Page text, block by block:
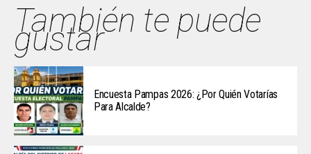
También te puede
gustar
Encuesta Pampas 2026: ¿Por Quién Votarías
Para Alcalde?